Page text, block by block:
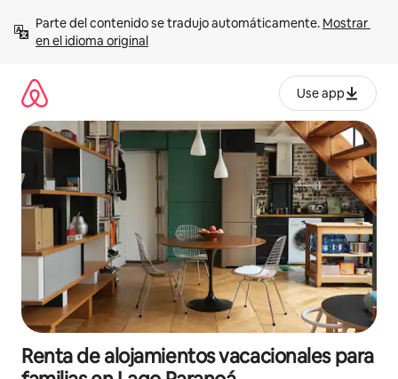
contenido
Parte del contenido se tradujo automáticamente. Mostrar
en el idioma original
Use app
Renta de alojamientos vacacionales para